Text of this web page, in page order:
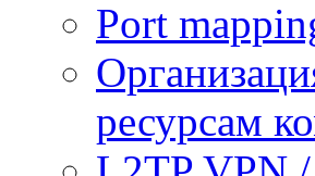
Port
ресурсам